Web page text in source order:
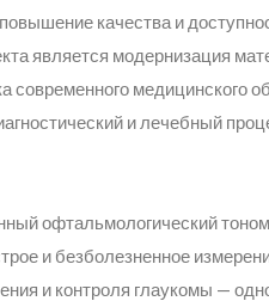
качества и
является модернизация
современного медицинского
и лечебный
офтальмологический
и безболезненное
и контроля глаукомы —